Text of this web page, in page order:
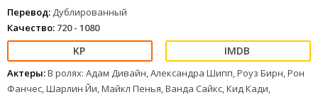
Перевод: Дублированный
Качество: 720 - 1080
Актеры:В ролях: Адам Дивайн, Александра Шипп, Роуз Бирн, Рон
Фанчес, Шарлин Йи, Майкл Пенья, Ванда Сайкс, Кид Кади,